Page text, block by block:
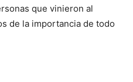
que vinieron al
de la importancia de todo